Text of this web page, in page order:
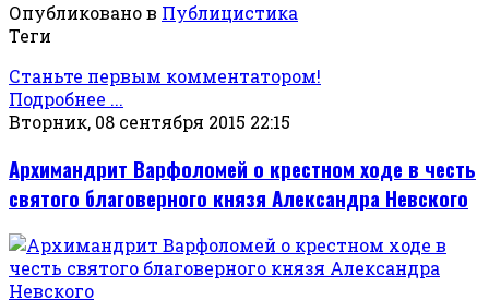
Опубликовано в Публицистика
Теги
Станьте первым комментатором!
Подробнее ...
Вторник, 08 сентября 2015 22:15
Архимандрит Варфоломей о крестном ходе в честь
святого благоверного князя Александра Невского